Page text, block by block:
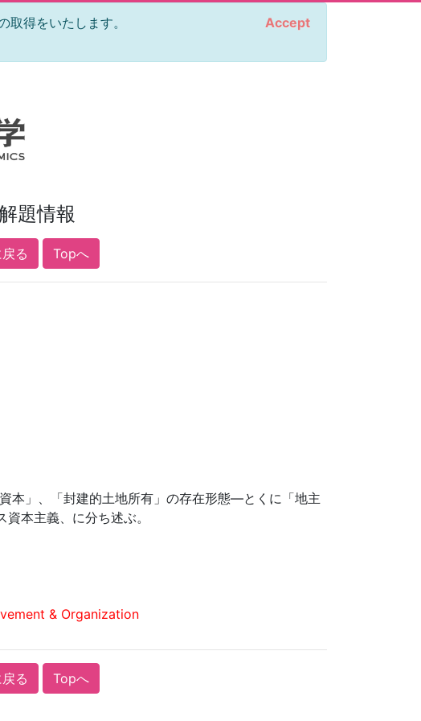
得をいたします。
Accept
題情報
る Topへ
本」、「封建的土地所有」の存在形態—とくに「地主
本主義、に分ち述ぶ。
& Organization
る Topへ